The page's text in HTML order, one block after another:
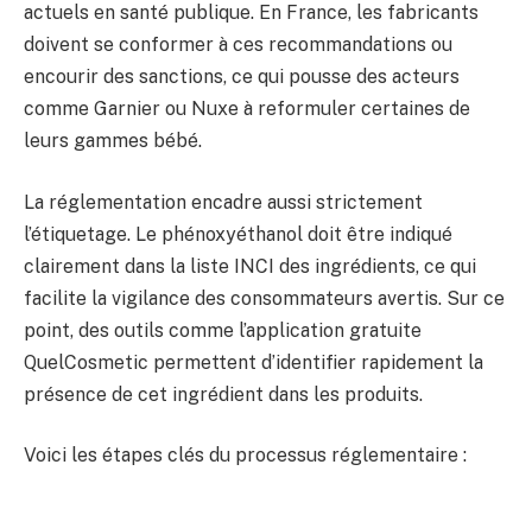
actuels en santé publique. En France, les fabricants
doivent se conformer à ces recommandations ou
encourir des sanctions, ce qui pousse des acteurs
comme Garnier ou Nuxe à reformuler certaines de
leurs gammes bébé.
La réglementation encadre aussi strictement
l’étiquetage. Le phénoxyéthanol doit être indiqué
clairement dans la liste INCI des ingrédients, ce qui
facilite la vigilance des consommateurs avertis. Sur ce
point, des outils comme l’application gratuite
QuelCosmetic permettent d’identifier rapidement la
présence de cet ingrédient dans les produits.
Voici les étapes clés du processus réglementaire :